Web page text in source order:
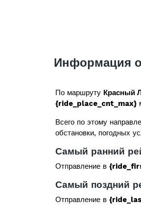
Информация
По маршруту Красный
{ride_place_cnt_max}
Всего по этому
обстановки, погодных
Самый ранний
Отправление в
Самый поздний
Отправление в